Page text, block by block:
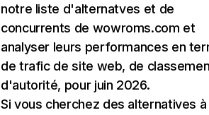
notre liste d'alternatves et de
concurrents de wowroms.com et
analyser leurs performances en
de trafic de site web, de
d'autorité, pour juin 2026.
Si vous cherchez des alternatives à